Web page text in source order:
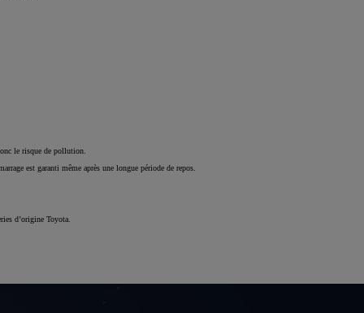
le risque de pollution.
est garanti même après une longue période de repos.
d’origine Toyota.